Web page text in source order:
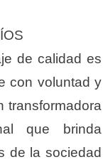
de calidad es
con voluntad y
transformadora
que brinda
de la sociedad